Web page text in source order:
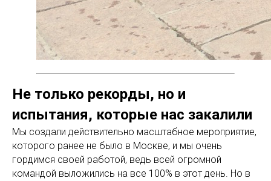
Не только рекорды, но и
испытания, которые нас закалили
Мы создали действительно масштабное мероприятие,
которого ранее не было в Москве, и мы очень
гордимся своей работой, ведь всей огромной
командой выложились на все 100% в этот день. Но в